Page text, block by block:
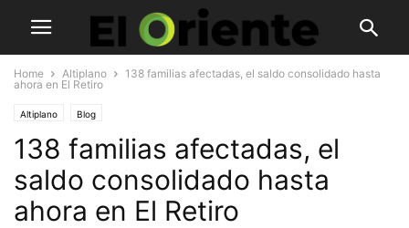
Home Altiplano
138 familias afectadas, el saldo consolidado hasta
ahora en El Retiro
Altiplano Blog
138 familias afectadas, el
saldo consolidado hasta
ahora en El Retiro